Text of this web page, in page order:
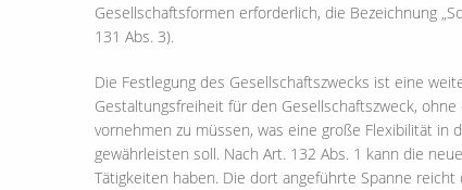
Gesellschaftsformen erforderlich, die Bezeichnung
131 Abs. 3).
Die Festlegung des Gesellschaftszwecks ist eine
Gestaltungsfreiheit für den Gesellschaftszweck,
vornehmen zu müssen, was eine große Flexibilität
gewährleisten soll. Nach Art. 132 Abs. 1 kann die
Tätigkeiten haben. Die dort angeführte Spanne